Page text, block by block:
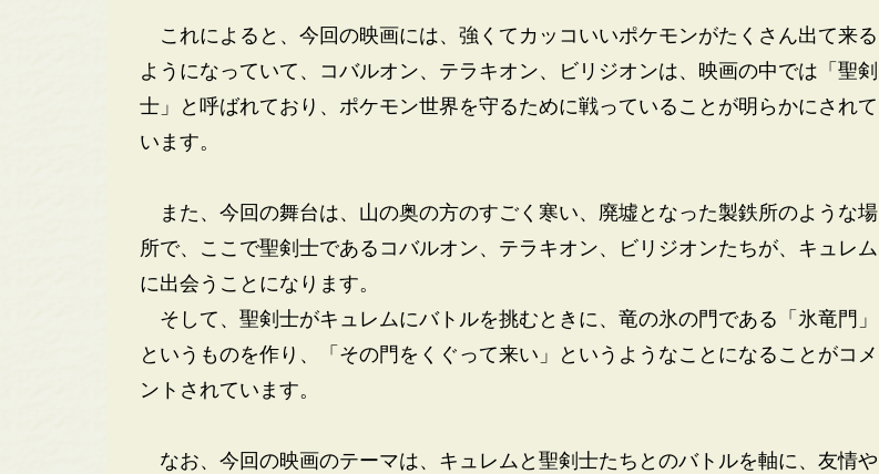
これによると、今回の映画には、強くてカッコいいポケモンがたくさん出て来る
ようになっていて、コバルオン、テラキオン、ビリジオンは、映画の中では「聖剣
士」と呼ばれており、ポケモン世界を守るために戦っていることが明らかにされて
います。
また、今回の舞台は、山の奥の方のすごく寒い、廃墟となった製鉄所のような場
所で、ここで聖剣士であるコバルオン、テラキオン、ビリジオンたちが、キュレム
に出会うことになります。
そして、聖剣士がキュレムにバトルを挑むときに、竜の氷の門である「氷竜門」
というものを作り、「その門をくぐって来い」というようなことになることがコメ
ントされています。
なお、今回の映画のテーマは、キュレムと聖剣士たちとのバトルを軸に、友情や